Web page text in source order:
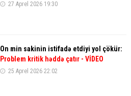
27 Aprel 2026 19:30
On min sakinin istifadə etdiyi yol çökür:
Problem kritik həddə çatır - VİDEO
25 Aprel 2026 22:02